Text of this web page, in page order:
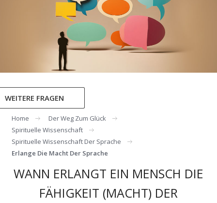
WEITERE FRAGEN
Home
Der Weg Zum Glück
Spirituelle Wissenschaft
Spirituelle Wissenschaft Der Sprache
Erlange Die Macht Der Sprache
WANN ERLANGT EIN MENSCH DIE
FÄHIGKEIT (MACHT) DER